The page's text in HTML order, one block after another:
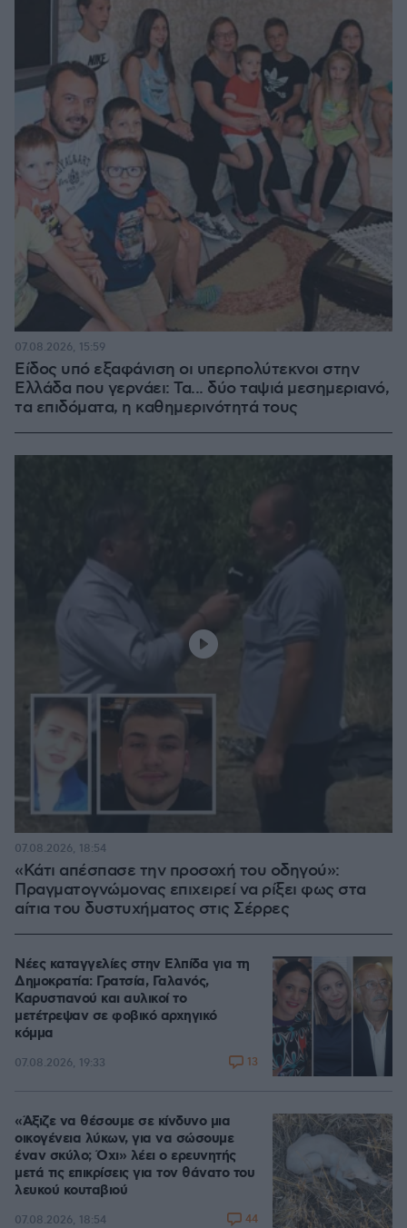
Είδος υπό εξαφάνιση οι υπερπολύτεκνοι στην
Ελλάδα που γερνάει: Τα... δύο ταψιά μεσημεριανό,
τα επιδόματα, η καθημερινότητά τους
07.08.2026, 15:59
«Κάτι απέσπασε την προσοχή του οδηγού»:
Πραγματογνώμονας επιχειρεί να ρίξει φως στα
αίτια του δυστυχήματος στις Σέρρες
07.08.2026, 18:54
Νέες καταγγελίες στην Ελπίδα για τη
Δημοκρατία: Γρατσία, Γαλανός,
Καρυστιανού και αυλικοί το
μετέτρεψαν σε φοβικό αρχηγικό
κόμμα
07.08.2026, 19:33 13
«Άξιζε να θέσουμε σε κίνδυνο μια
οικογένεια λύκων, για να σώσουμε
έναν σκύλο; Όχι» λέει ο ερευνητής
μετά τις επικρίσεις για τον θάνατο του
λευκού κουταβιού
07.08.2026, 18:54 44